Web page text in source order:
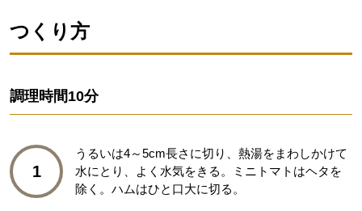
つくり方
調理時間10分
1
うるいは4～5cm長さに切り、熱湯をまわしかけて
水にとり、よく水気をきる。ミニトマトはヘタを
除く。ハムはひと口大に切る。